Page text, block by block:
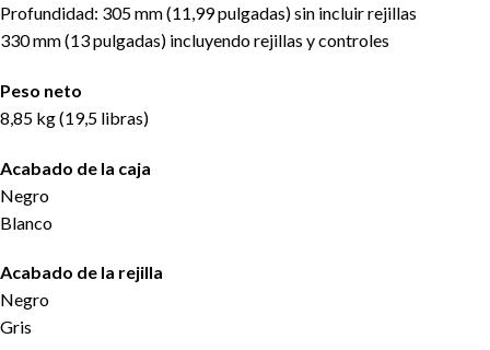
Profundidad: 305 mm (11,99 pulgadas) sin incluir rejillas
330 mm (13 pulgadas) incluyendo rejillas y controles
Peso neto
8,85 kg (19,5 libras)
Acabado de la caja
Negro
Blanco
Acabado de la rejilla
Negro
Gris